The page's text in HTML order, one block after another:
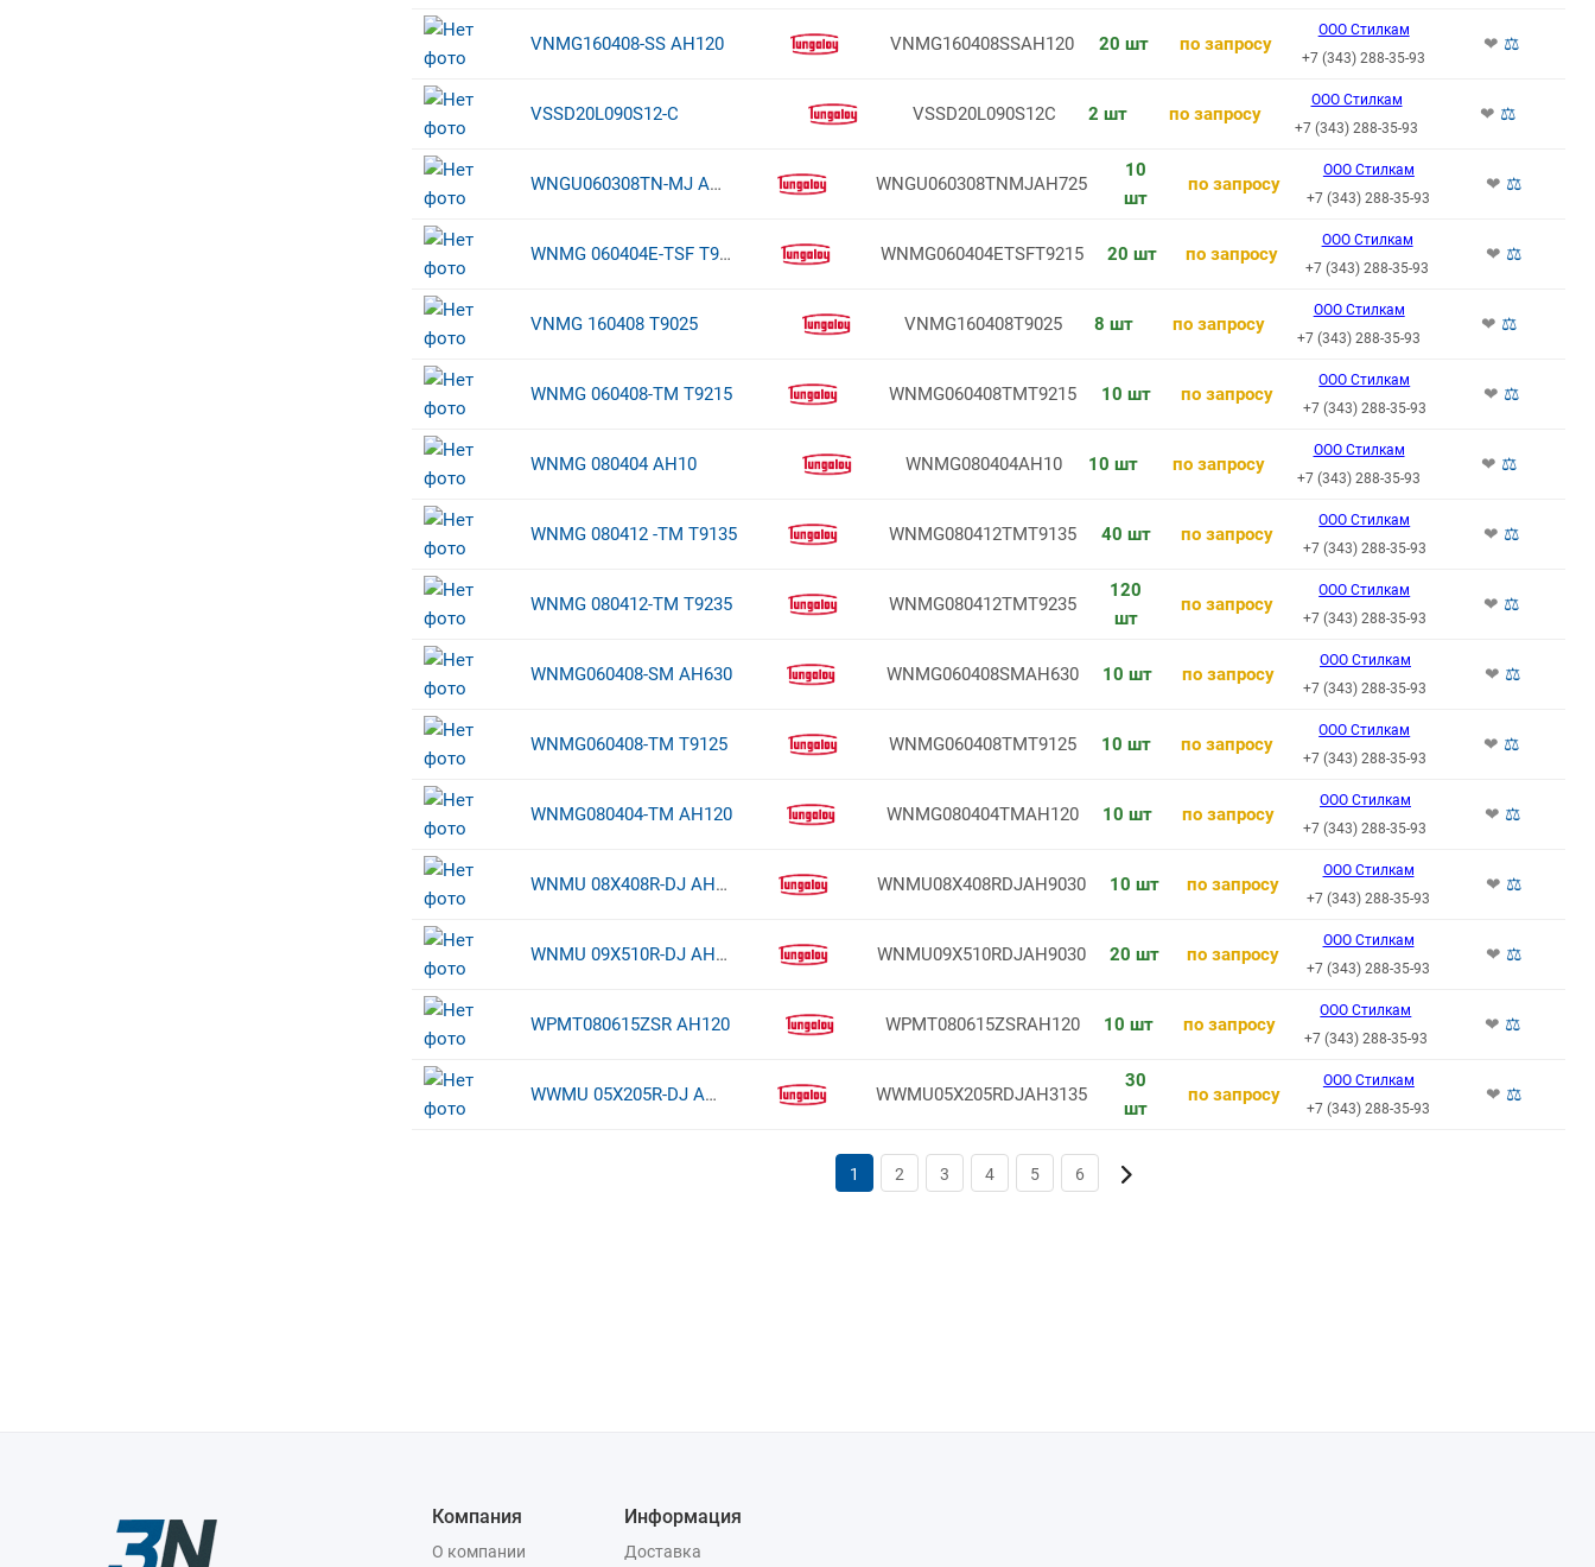
VNMG160408-SS AH120 VNMG160408SSAH120 20 шт по запросу
ООО Стилкам
+7 (343) 288-35-93
❤ ⚖
VSSD20L090S12-C VSSD20L090S12C 2 шт по запросу
ООО Стилкам
+7 (343) 288-35-93
❤ ⚖
WNGU060308TN-MJ AH725 WNGU060308TNMJAH725
10
шт
по запросу
ООО Стилкам
+7 (343) 288-35-93
❤ ⚖
WNMG 060404E-TSF T9215 WNMG060404ETSFT9215 20 шт по запросу
ООО Стилкам
+7 (343) 288-35-93
❤ ⚖
VNMG 160408 T9025 VNMG160408T9025 8 шт по запросу
ООО Стилкам
+7 (343) 288-35-93
❤ ⚖
WNMG 060408-TM T9215 WNMG060408TMT9215 10 шт по запросу
ООО Стилкам
+7 (343) 288-35-93
❤ ⚖
WNMG 080404 AH10 WNMG080404AH10 10 шт по запросу
ООО Стилкам
+7 (343) 288-35-93
❤ ⚖
WNMG 080412 -TM T9135 WNMG080412TMT9135 40 шт по запросу
ООО Стилкам
+7 (343) 288-35-93
❤ ⚖
WNMG 080412-TM T9235 WNMG080412TMT9235
120
шт
по запросу
ООО Стилкам
+7 (343) 288-35-93
❤ ⚖
WNMG060408-SM AH630 WNMG060408SMAH630 10 шт по запросу
ООО Стилкам
+7 (343) 288-35-93
❤ ⚖
WNMG060408-TM T9125 WNMG060408TMT9125 10 шт по запросу
ООО Стилкам
+7 (343) 288-35-93
❤ ⚖
WNMG080404-TM AH120 WNMG080404TMAH120 10 шт по запросу
ООО Стилкам
+7 (343) 288-35-93
❤ ⚖
WNMU 08X408R-DJ AH9030 WNMU08X408RDJAH9030 10 шт по запросу
ООО Стилкам
+7 (343) 288-35-93
❤ ⚖
WNMU 09X510R-DJ AH9030 WNMU09X510RDJAH9030 20 шт по запросу
ООО Стилкам
+7 (343) 288-35-93
❤ ⚖
WPMT080615ZSR AH120 WPMT080615ZSRAH120 10 шт по запросу
ООО Стилкам
+7 (343) 288-35-93
❤ ⚖
WWMU 05X205R-DJ AH3135 WWMU05X205RDJAH3135
30
шт
по запросу
ООО Стилкам
+7 (343) 288-35-93
❤ ⚖
1 2 3 4 5 6
Компания
О компании
Информация
Доставка